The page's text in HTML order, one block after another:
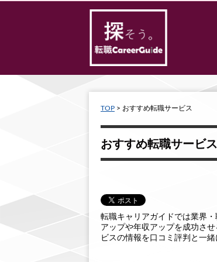
TOP > おすすめ転職サービス
おすすめ転職サービス
転職キャリアガイドでは業界
アップや年収アップを成功さ
ビスの情報を口コミ評判と一緒